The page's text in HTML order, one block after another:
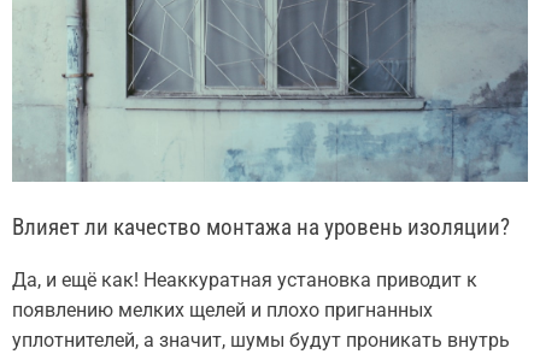
Влияет ли качество монтажа на уровень изоляции?
Да, и ещё как! Неаккуратная установка приводит к
появлению мелких щелей и плохо пригнанных
уплотнителей, а значит, шумы будут проникать внутрь